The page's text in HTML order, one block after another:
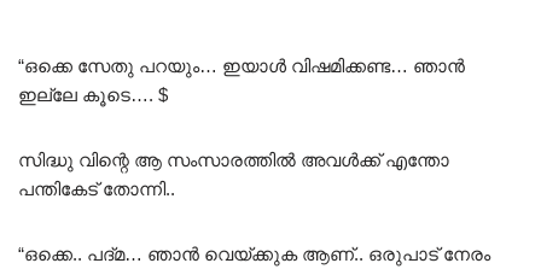
“ഒക്കെ സേതു പറയും… ഇയാൾ വിഷമിക്കണ്ട… ഞാൻ
ഇല്ലേ കൂടെ…. $
സിദ്ധു വിന്റെ ആ സംസാരത്തിൽ അവൾക്ക് എന്തോ
പന്തികേട് തോന്നി..
“ഒക്കെ.. പദ്മ… ഞാൻ വെയ്ക്കുക ആണ്.. ഒരുപാട് നേരം